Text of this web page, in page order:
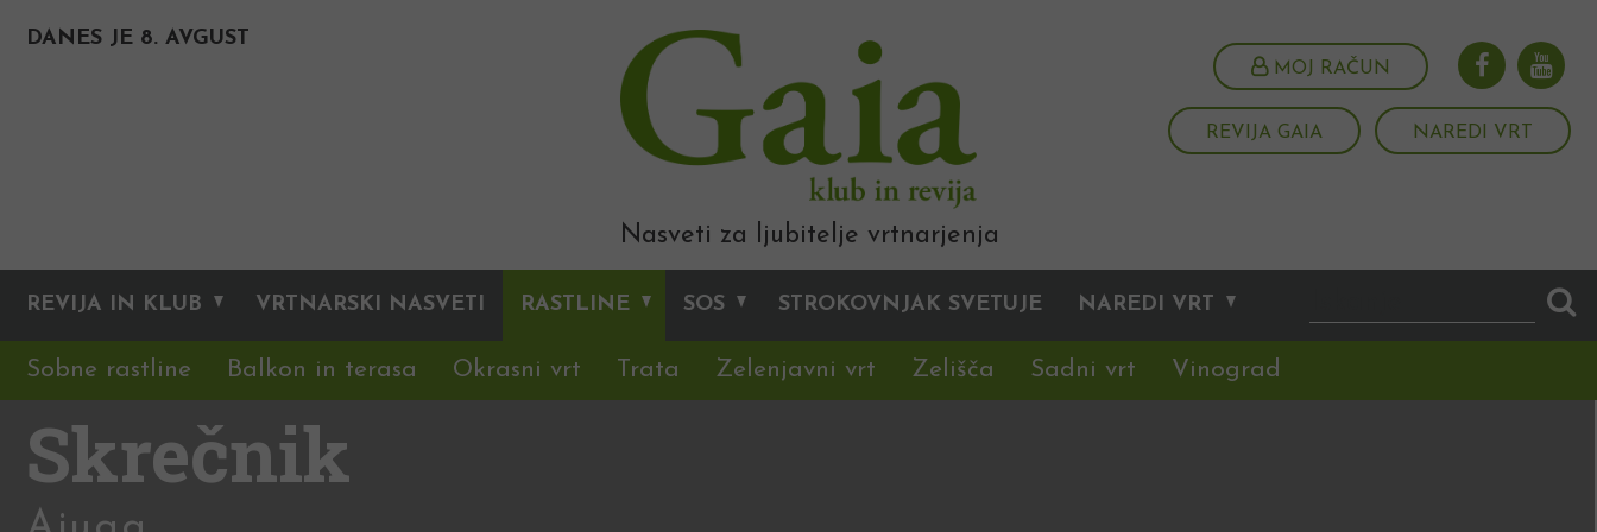
DANES JE 8. AVGUST
MOJ RAČUN
REVIJA GAIA NAREDI VRT
Nasveti za ljubitelje vrtnarjenja
REVIJA IN KLUB VRTNARSKI NASVETI RASTLINE SOS STROKOVNJAK SVETUJE NAREDI VRT
Sobne rastline Balkon in terasa Okrasni vrt Trata Zelenjavni vrt Zelišča Sadni vrt Vinograd
Skrečnik